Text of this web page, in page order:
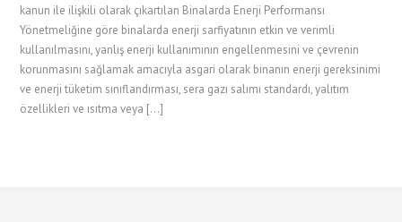
kanun ile ilişkili olarak çıkartılan Binalarda Enerji Performansı
Yönetmeliğine göre binalarda enerji sarfiyatının etkin ve verimli
kullanılmasını, yanlış enerji kullanımının engellenmesini ve çevrenin
korunmasını sağlamak amacıyla asgari olarak binanın enerji gereksinimi
ve enerji tüketim sınıflandırması, sera gazı salımı standardı, yalıtım
özellikleri ve ısıtma veya […]